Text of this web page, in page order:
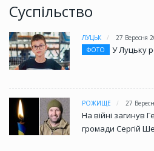
Суспільство
ЛУЦЬК
27 Вересня
ФОТО
У Луцьку
РОЖИЩЕ 27
На війні загинув
громади Сергій